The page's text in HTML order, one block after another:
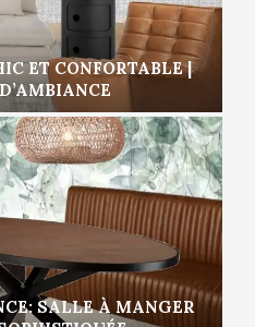
ET CONFORTABLE |
SALLE À MANGER